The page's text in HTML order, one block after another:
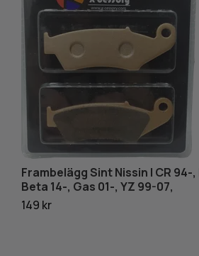
Frambelägg Sint Nissin | CR 94-,
Beta 14-, Gas 01-, YZ 99-07,
149 kr